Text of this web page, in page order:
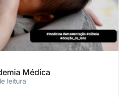
Médica
leitura